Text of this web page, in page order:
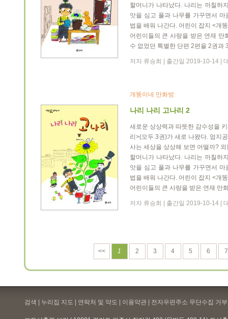
할머니가 나타났다. 나리는 까칠하
앗을 심고 풀과 나무를 가꾸면서
법을 배워 나간다. 어린이 잡지 <개
어린이들의 큰 사랑을 받은 연재 만
수 없었던 특별한 단편 2편을 2권과
저자 류승희 | 출간일 2019-10-14 |
개똥이네 만화방
나리 나리 고나리 2
새로운 상상력과 따뜻한 감수성을
리>(모두 3권)가 새로 나왔다. 엄지
사는 세상을 상상해 보면 어떨까?
할머니가 나타났다. 나리는 까칠하
앗을 심고 풀과 나무를 가꾸면서
법을 배워 나간다. 어린이 잡지 <개
어린이들의 큰 사랑을 받은 연재 만
저자 류승희 | 출간일 2019-10-14 |
<< 1 2 3 4 5 6 7
검색 | 누리집 지도 | 연락처 및 약도 | 이용약관 | 전자우편주소 무단수집 거